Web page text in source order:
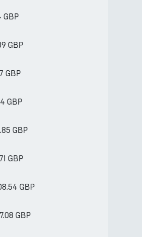
GBP
GBP
GBP
GBP
GBP
GBP
GBP
GBP